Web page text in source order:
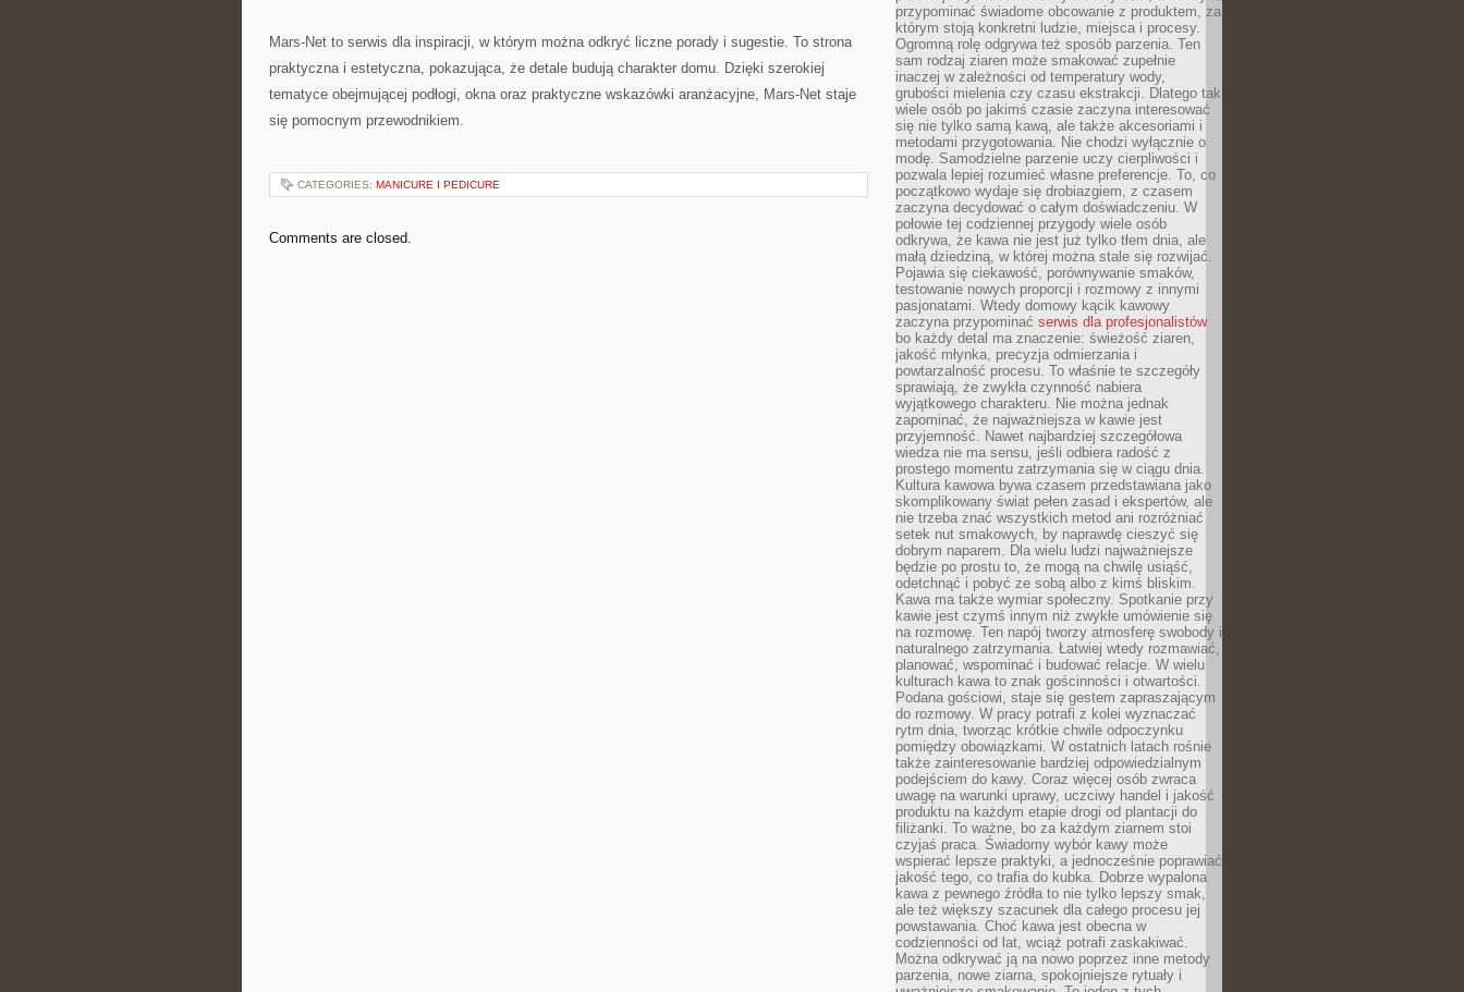
Mars-Net to serwis dla inspiracji, w którym można odkryć liczne porady i sugestie. To strona
praktyczna i estetyczna, pokazująca, że detale budują charakter domu. Dzięki szerokiej
tematyce obejmującej podłogi, okna oraz praktyczne wskazówki aranżacyjne, Mars-Net staje
się pomocnym przewodnikiem.
CATEGORIES: MANICURE I PEDICURE
Comments are closed.
przypominać świadome obcowanie z produktem, za
którym stoją konkretni ludzie, miejsca i procesy.
Ogromną rolę odgrywa też sposób parzenia. Ten
sam rodzaj ziaren może smakować zupełnie
inaczej w zależności od temperatury wody,
grubości mielenia czy czasu ekstrakcji. Dlatego tak
wiele osób po jakimś czasie zaczyna interesować
się nie tylko samą kawą, ale także akcesoriami i
metodami przygotowania. Nie chodzi wyłącznie o
modę. Samodzielne parzenie uczy cierpliwości i
pozwala lepiej rozumieć własne preferencje. To, co
początkowo wydaje się drobiazgiem, z czasem
zaczyna decydować o całym doświadczeniu. W
połowie tej codziennej przygody wiele osób
odkrywa, że kawa nie jest już tylko tłem dnia, ale
małą dziedziną, w której można stale się rozwijać.
Pojawia się ciekawość, porównywanie smaków,
testowanie nowych proporcji i rozmowy z innymi
pasjonatami. Wtedy domowy kącik kawowy
zaczyna przypominać serwis dla profesjonalistów
bo każdy detal ma znaczenie: świeżość ziaren,
jakość młynka, precyzja odmierzania i
powtarzalność procesu. To właśnie te szczegóły
sprawiają, że zwykła czynność nabiera
wyjątkowego charakteru. Nie można jednak
zapominać, że najważniejsza w kawie jest
przyjemność. Nawet najbardziej szczegółowa
wiedza nie ma sensu, jeśli odbiera radość z
prostego momentu zatrzymania się w ciągu dnia.
Kultura kawowa bywa czasem przedstawiana jako
skomplikowany świat pełen zasad i ekspertów, ale
nie trzeba znać wszystkich metod ani rozróżniać
setek nut smakowych, by naprawdę cieszyć się
dobrym naparem. Dla wielu ludzi najważniejsze
będzie po prostu to, że mogą na chwilę usiąść,
odetchnąć i pobyć ze sobą albo z kimś bliskim.
Kawa ma także wymiar społeczny. Spotkanie przy
kawie jest czymś innym niż zwykłe umówienie się
na rozmowę. Ten napój tworzy atmosferę swobody i
naturalnego zatrzymania. Łatwiej wtedy rozmawiać,
planować, wspominać i budować relacje. W wielu
kulturach kawa to znak gościnności i otwartości.
Podana gościowi, staje się gestem zapraszającym
do rozmowy. W pracy potrafi z kolei wyznaczać
rytm dnia, tworząc krótkie chwile odpoczynku
pomiędzy obowiązkami. W ostatnich latach rośnie
także zainteresowanie bardziej odpowiedzialnym
podejściem do kawy. Coraz więcej osób zwraca
uwagę na warunki uprawy, uczciwy handel i jakość
produktu na każdym etapie drogi od plantacji do
filiżanki. To ważne, bo za każdym ziarnem stoi
czyjaś praca. Świadomy wybór kawy może
wspierać lepsze praktyki, a jednocześnie poprawiać
jakość tego, co trafia do kubka. Dobrze wypalona
kawa z pewnego źródła to nie tylko lepszy smak,
ale też większy szacunek dla całego procesu jej
powstawania. Choć kawa jest obecna w
codzienności od lat, wciąż potrafi zaskakiwać.
Można odkrywać ją na nowo poprzez inne metody
parzenia, nowe ziarna, spokojniejsze rytuały i